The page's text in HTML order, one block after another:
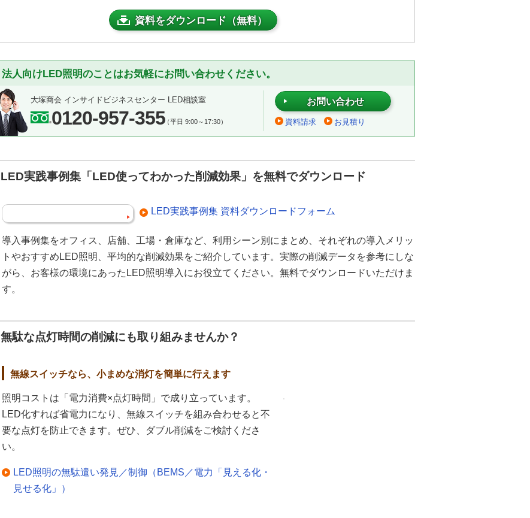
資料をダウンロード（無料）
法人向けLED照明のことはお気軽にお問い合わせください。
大塚商会 インサイドビジネスセンター LED相談室
0120-957-355（平日 9:00～17:30）
お問い合わせ
資料請求 お見積り
LED実践事例集「LED使ってわかった削減効果」を無料でダウンロード
LED実践事例集 資料ダウンロードフォーム
導入事例集をオフィス、店舗、工場・倉庫など、利用シーン別にまとめ、それぞれの導入メリッ
トやおすすめLED照明、平均的な削減効果をご紹介しています。実際の削減データを参考にしな
がら、お客様の環境にあったLED照明導入にお役立てください。無料でダウンロードいただけま
す。
無駄な点灯時間の削減にも取り組みませんか？
無線スイッチなら、小まめな消灯を簡単に行えます
照明コストは「電力消費×点灯時間」で成り立っています。
LED化すれば省電力になり、無線スイッチを組み合わせると不
要な点灯を防止できます。ぜひ、ダブル削減をご検討くださ
い。
LED照明の無駄遣い発見／制御（BEMS／電力「見える化・
見せる化」）